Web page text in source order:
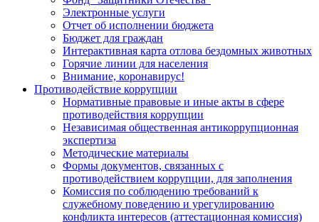
Электронные услуги
Отчет об исполнении бюджета
Бюджет для граждан
Интерактивная карта отлова бездомных животных
Горячие линии для населения
Внимание, коронавирус!
Противодействие коррупции
Нормативные правовые и иные акты в сфере
противодействия коррупции
Независимая общественная антикоррупционная
экспертиза
Методические материалы
Формы документов, связанных с
противодействием коррупции, для заполнения
Комиссия по соблюдению требований к
служебному поведению и урегулированию
конфликта интересов (аттестационная комиссия)